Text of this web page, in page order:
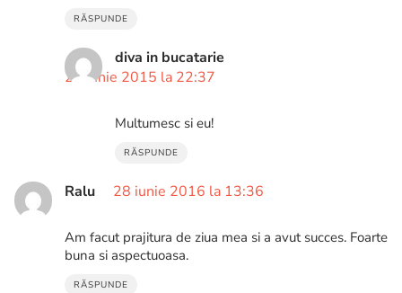
RĂSPUNDE
diva in bucatarie
28 iunie 2015 la 22:37
Multumesc si eu!
RĂSPUNDE
Ralu 28 iunie 2016 la 13:36
Am facut prajitura de ziua mea si a avut succes. Foarte
buna si aspectuoasa.
RĂSPUNDE